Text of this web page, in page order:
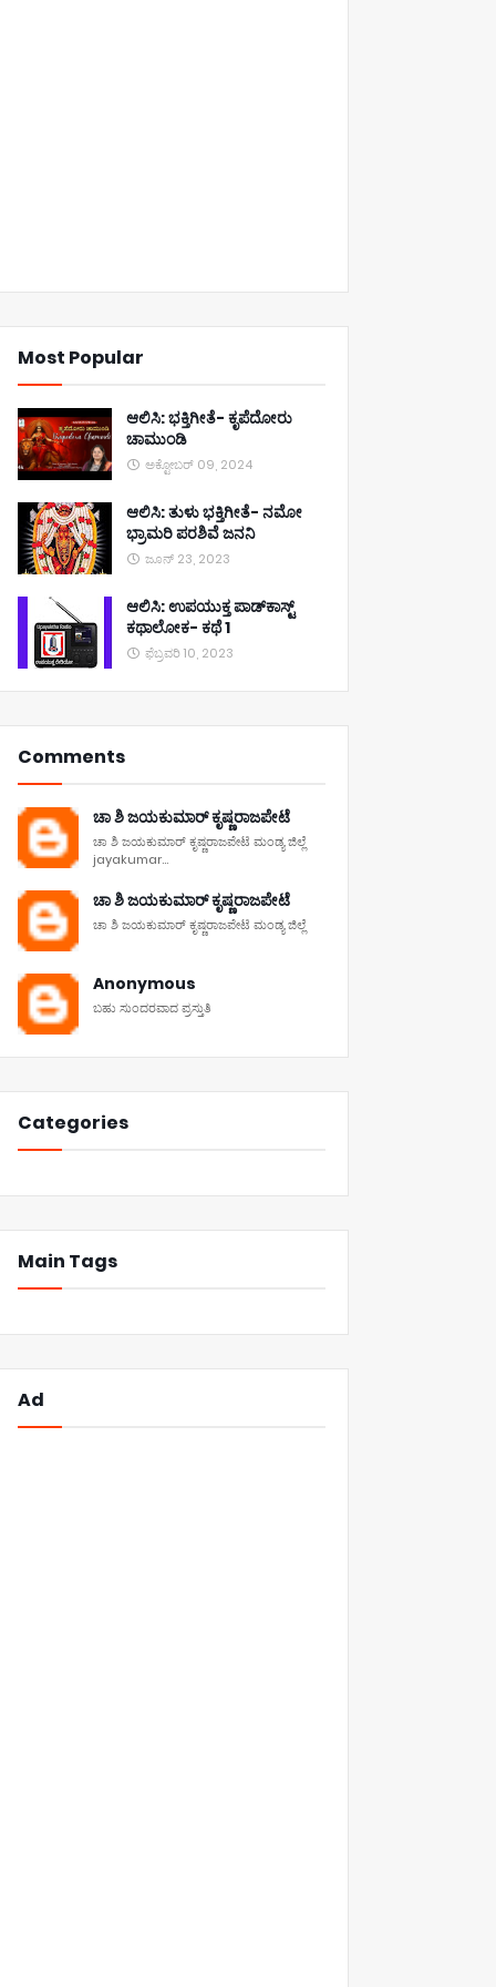
Most Popular
ಆಲಿಸಿ: ಭಕ್ತಿಗೀತೆ- ಕೃಪೆದೋರು
ಚಾಮುಂಡಿ
ಅಕ್ಟೋಬರ್ 09, 2024
ಆಲಿಸಿ: ತುಳು ಭಕ್ತಿಗೀತೆ- ನಮೋ
ಭ್ರಾಮರಿ ಪರಶಿವೆ ಜನನಿ
ಜೂನ್ 23, 2023
ಆಲಿಸಿ: ಉಪಯುಕ್ತ ಪಾಡ್‌ಕಾಸ್ಟ್‌
ಕಥಾಲೋಕ- ಕಥೆ 1
ಫೆಬ್ರವರಿ 10, 2023
Comments
ಚಾ ಶಿ ಜಯಕುಮಾರ್ ಕೃಷ್ಣರಾಜಪೇಟೆ
ಚಾ ಶಿ ಜಯಕುಮಾರ್ ಕೃಷ್ಣರಾಜಪೇಟೆ ಮಂಡ್ಯ ಜಿಲ್ಲೆ
jayakumar...
ಚಾ ಶಿ ಜಯಕುಮಾರ್ ಕೃಷ್ಣರಾಜಪೇಟೆ
ಚಾ ಶಿ ಜಯಕುಮಾರ್ ಕೃಷ್ಣರಾಜಪೇಟೆ ಮಂಡ್ಯ ಜಿಲ್ಲೆ
Anonymous
ಬಹು ಸುಂದರವಾದ ಪ್ರಸ್ತುತಿ
Categories
Main Tags
Ad